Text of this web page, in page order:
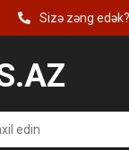
Sizə zəng edək?